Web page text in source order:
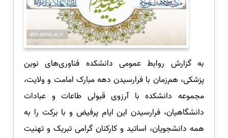
به گزارش روابط عمومی دانشکده فناوری‌های نوین
پزشکی، هم‌زمان با فرارسیدن دهه مبارک امامت و ولایت،
مجموعه دانشکده با آرزوی قبولی طاعات و عبادات
دانشگاهیان، فرارسیدن این ایام پرفیض و با برکت را به
همه دانشجویان، اساتید و کارکنان گرامی تبریک و تهنیت